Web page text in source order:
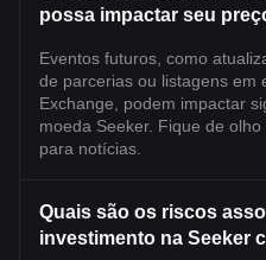
possa impactar seu
Eventos futuros, como
de parcerias ou listagens em
Exchange, podem impactar
moeda Seeker. Fique de
para notícias.
Quais são os riscos
investimento na Seeker